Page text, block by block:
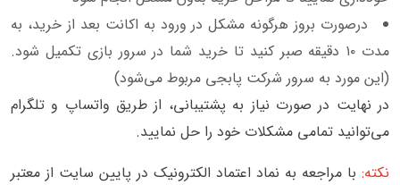
درصورت بروز هرگونه مشکل در ورود به اکانت بعد از خرید، به
مدت ۱۰ دقیقه صبر کنید تا خرید شما در سرور بازی تکمیل شود.
(این مورد به سرور شرکت پابجی مربوط می‌شود)
در نهایت در صورت نیاز به پشتیبانی، از طریق واتساپ و تلگرام
می‌توانید تمامی مشکلات خود را حل نمایید.
نکته: با مراجعه به نماد اعتماد الکترونیک در پایین سایت از معتبر